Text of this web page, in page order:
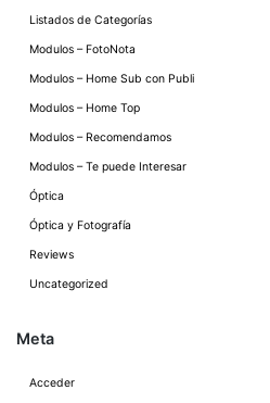
Listados de Categorías
Modulos – FotoNota
Modulos – Home Sub con Publi
Modulos – Home Top
Modulos – Recomendamos
Modulos – Te puede Interesar
Óptica
Óptica y Fotografía
Reviews
Uncategorized
Meta
Acceder